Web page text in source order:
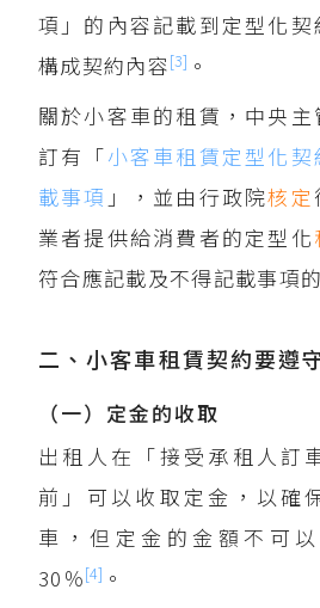
項」的內容記載到定型化
構成契約內容[3] 。
關於小客車的租賃，中央
訂有「小客車租賃定型化
載事項 」，並由行政院核定
業者提供給消費者的定型化
符合應記載及不得記載事項
二、小客車租賃契約要遵
（一）定金的收取
出租人在「接受承租人訂
前」可以收取定金，以確
車，但定金的金額不可
30％[4] 。